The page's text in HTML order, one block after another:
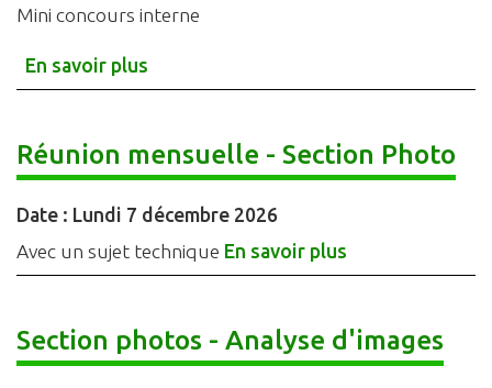
Mini concours interne
En savoir plus
Réunion mensuelle - Section Photo
Date : Lundi 7 décembre 2026
Avec un sujet technique En savoir plus
Section photos - Analyse d'images